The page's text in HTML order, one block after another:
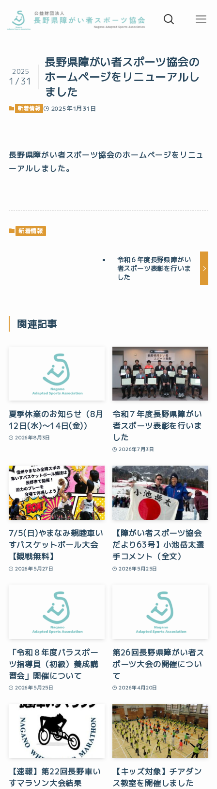
長野県障がい者スポーツ協会の
ホームページをリニューアルし
ました
2025
1/31
新着情報 2025年1月31日
長野県障がい者スポーツ協会のホームページをリニュ
ーアルしました。
新着情報
令和６年度長野県障がい
者スポーツ表彰を行いま
した
関連記事
夏季休業のお知らせ（8月
12日(水)～14日(金)）
2026年8月3日
令和７年度長野県障がい
者スポーツ表彰を行いま
した
2026年7月3日
7/5(日)やまなみ親睦車い
すバスケットボール大会
【観戦無料】
2026年5月27日
【障がい者スポーツ協会
だより63号】小池岳太選
手コメント（全文）
2026年5月25日
「令和８年度パラスポー
ツ指導員（初級）養成講
習会」開催について
2026年5月25日
第26回長野県障がい者ス
ポーツ大会の開催につい
て
2026年4月20日
【速報】第22回長野車い
すマラソン大会結果
【キッズ対象】チアダン
ス教室を開催しました